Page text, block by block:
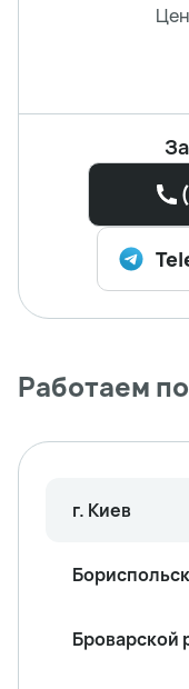
Работаем
г. Киев
Броварской